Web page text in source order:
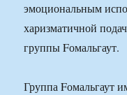
эмоциональным
харизматичной
группы Fомальгаут.
Группа Fомальгаут